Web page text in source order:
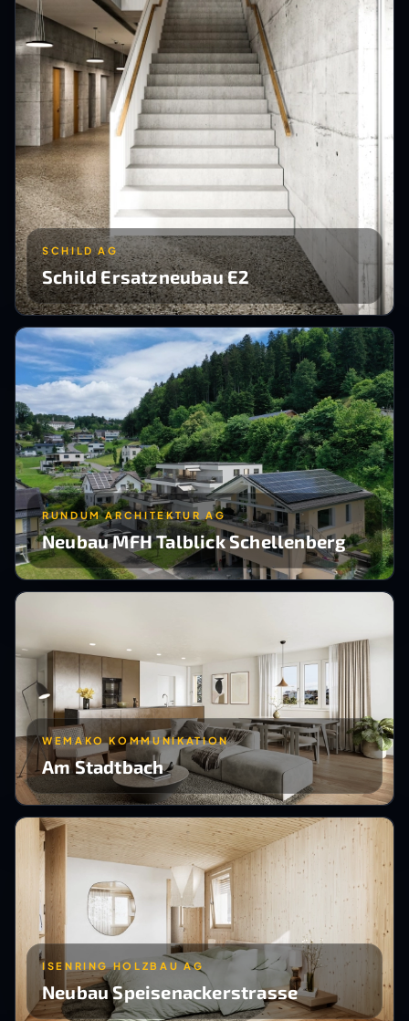
SCHILD AG
Schild Ersatzneubau E2
RUNDUM ARCHITEKTUR AG
Neubau MFH Talblick Schellenberg
WEMAKO KOMMUNIKATION
Am Stadtbach
ISENRING HOLZBAU AG
Neubau Speisenackerstrasse